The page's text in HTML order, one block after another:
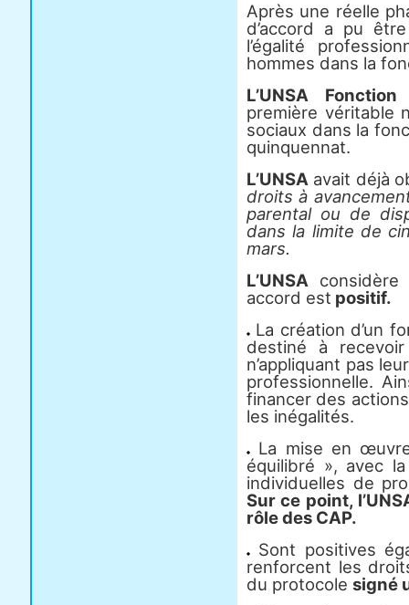
Après une réelle
d’accord a pu
l’égalité
hommes dans la
L’UNSA
première véritable
sociaux dans la
quinquennat.
L’UNSA avait déjà
droits à
parental ou de
dans la limite de
mars.
L’UNSA
accord est positif.
La création d’un
destiné à
n’appliquant pas
professionnelle.
financer des
les inégalités.
La mise en
équilibré », avec
individuelles de
Sur ce point,
rôle des CAP.
Sont positives
renforcent les
du protocole signé